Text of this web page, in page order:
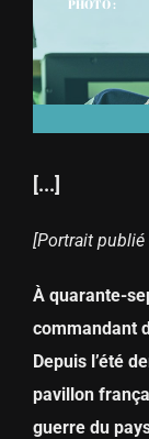
PHOTO :
[...]
[Portrait publié
À quarante-
commandant
Depuis l’été
pavillon
guerre du